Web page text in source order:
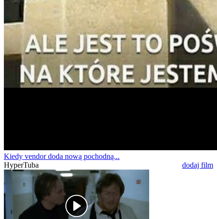
Kiedy vendor doda nową pochodną...
HyperTuba
dodaj film